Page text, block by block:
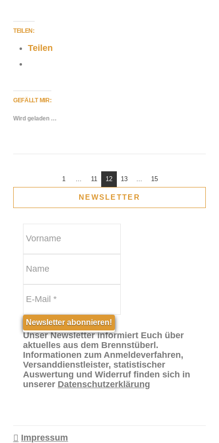
TEILEN:
Teilen
GEFÄLLT MIR:
Wird geladen …
1 ... 11 12 13 ... 15
NEWSLETTER
Unser Newsletter informiert Euch über
aktuelles aus dem Brennstüberl.
Informationen zum Anmeldeverfahren,
Versanddienstleister, statistischer
Auswertung und Widerruf finden sich in
unserer Datenschutzerklärung
Impressum